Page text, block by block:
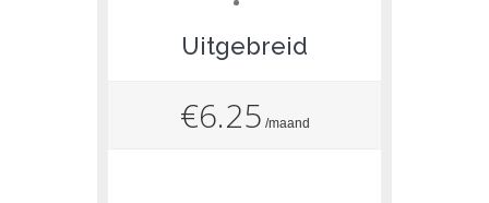
Uitgebreid
€6.25 /maand